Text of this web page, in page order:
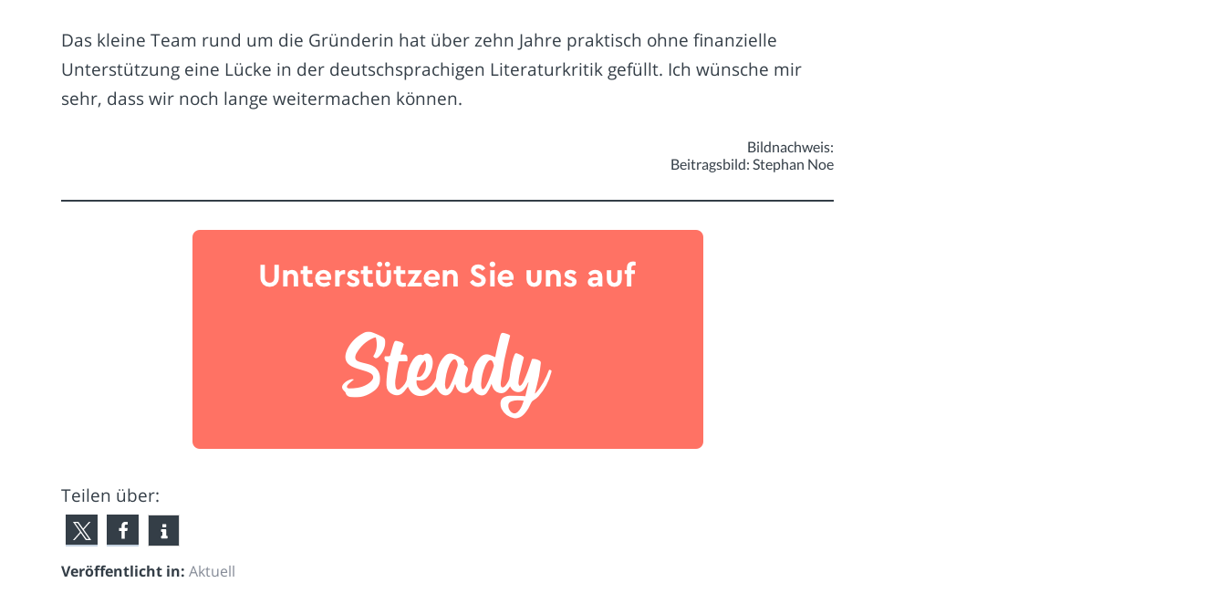
Das kleine Team rund um die Gründerin hat über zehn Jahre praktisch ohne finanzielle
Unterstützung eine Lücke in der deutschsprachigen Literaturkritik gefüllt. Ich wünsche mir
sehr, dass wir noch lange weitermachen können.
Bildnachweis:
Beitragsbild: Stephan Noe
Teilen über:
Veröffentlicht in: Aktuell